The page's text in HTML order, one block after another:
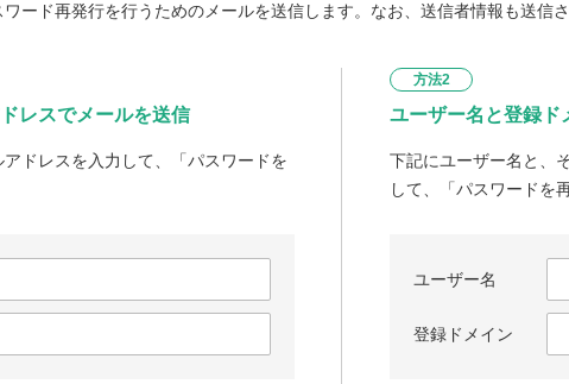
ード再発行を行うためのメールを送信します。なお、送信者情報も送信さ
レスでメールを送信
ドレスを入力して、「パスワードを
方法2
ユーザー名と登録ド
下記にユーザー名と、
して、「パスワードを
ユーザー名
登録ドメイン